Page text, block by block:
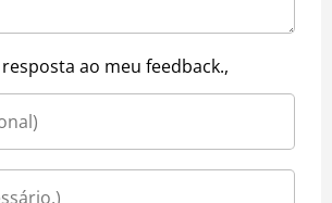
ao meu feedback.,